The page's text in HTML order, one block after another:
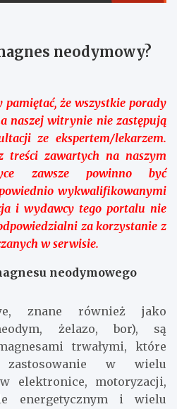
neodymowy?
że wszystkie porady
naszej witrynie nie zastępują
ze ekspertem/lekarzem.
treści zawartych na naszym
zawsze powinno być
wykwalifikowanymi
i wydawcy tego portalu nie
za korzystanie z
w serwisie.
neodymowego
znane również jako
żelazo, bor), są
trwałymi, które
zastosowanie w wielu
elektronice, motoryzacji,
energetycznym i wielu